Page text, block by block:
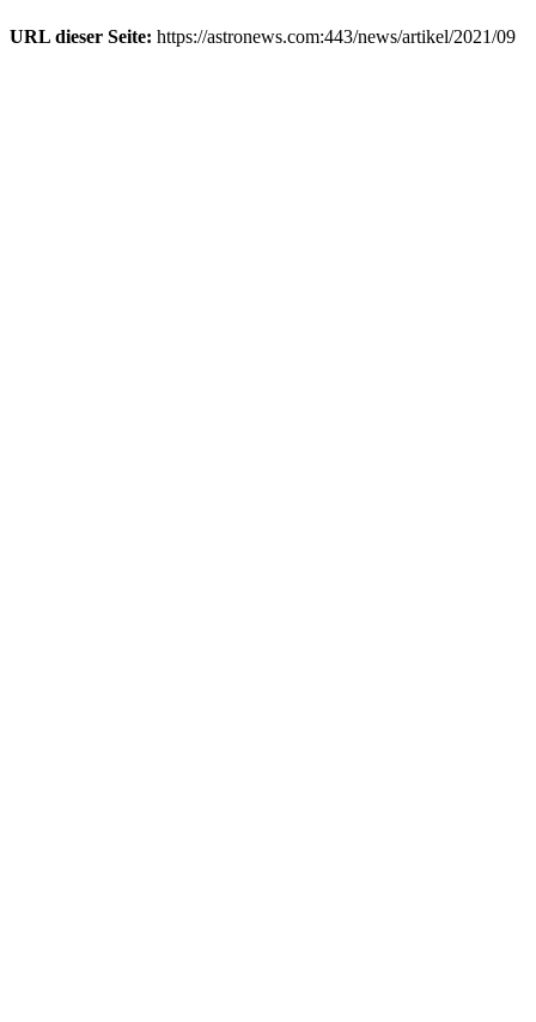
URL dieser Seite: https://astronews.com:443/news/artikel/2021/09